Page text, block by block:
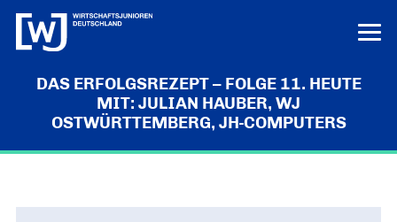
LOGIN HILFE
LERN UNS KENNEN
Die junge Wirtschaft PROJEKTE
DAS ERFOLGSREZEPT – FOLGE 11. HEUTE
MIT: JULIAN HAUBER, WJ
OSTWÜRTTEMBERG, JH-COMPUTERS